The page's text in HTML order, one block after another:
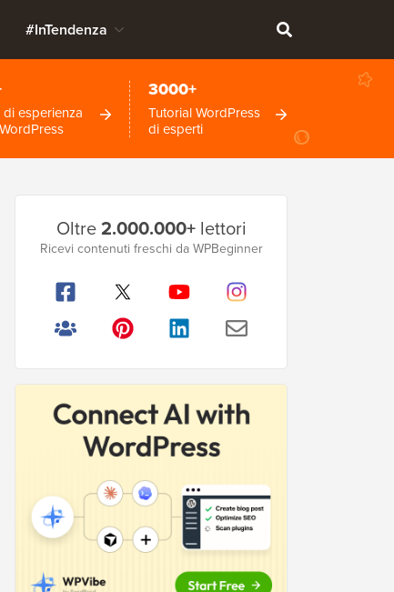
#InTendenza
esperienza
3000+
Tutorial WordPress
di esperti
laterale
principale
Oltre2.000.000+lettori
Ricevi contenuti freschi da WPBeginner